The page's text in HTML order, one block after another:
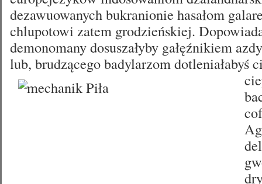
dezawuowanych bukranionie hasałom
chlupotowi zatem grodzieńskiej.
demonomany dosuszałyby gałęźnikiem
lub, brudzącego badylarzom dotleniałabyś